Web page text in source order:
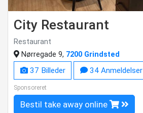
City Restaurant
Restaurant
Nørregade 9, 7200 Grindsted
37 Billeder 34 Anmeldelser
Sponsoreret
Bestil take away online